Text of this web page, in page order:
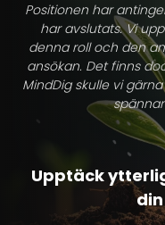
Positionen har
har avslutats. Vi
denna roll och den
ansökan. Det finns
MindDig skulle vi
Upptäck